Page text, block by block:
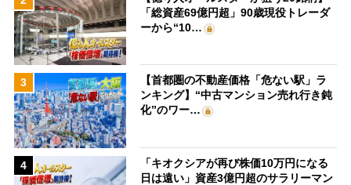
「総資産69億円超」90歳現役トレーダ
ーから“10…
3
【首都圏の不動産価格「危ない駅」ラ
ンキング】“中古マンション売れ行き鈍
化”のワー…
4
「キオクシアが再び株価10万円になる
日は遠い」資産3億円超のサラリーマン